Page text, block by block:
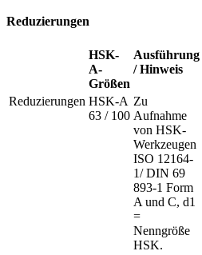
Reduzierungen
HSK-
A-
Größen
Ausführung
/ Hinweis
Reduzierungen HSK-A
63 / 100
Zu
Aufnahme
von HSK-
Werkzeugen
ISO 12164-
1/ DIN 69
893-1 Form
A und C, d1
=
Nenngröße
HSK.